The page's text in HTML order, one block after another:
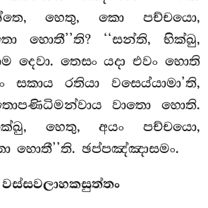
හෙතු, කො පච්චයො,
හොතී’’ති? ‘‘සන්ති, භික්ඛු,
දෙවා. තෙසං යදාඑවං හොති
රතියා වසෙය්යාමා’ති,
වාතො හොති.
හෙතු, අයං පච්චයො,
හොතී’’ති. ඡප්පඤ්ඤාසමං.
වස්සවලාහකසුත්තං